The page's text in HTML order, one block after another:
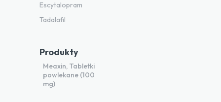
Escytalopram
Tadalafil
Produkty
Meaxin, Tabletki
powlekane (100
mg)